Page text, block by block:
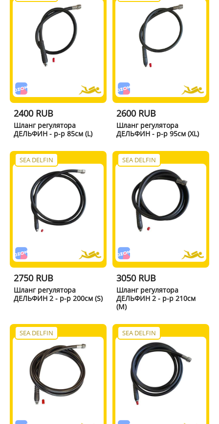
2400 RUB
Шланг регулятора
ДЕЛЬФИН - р-р 85см (L)
2600 RUB
Шланг регулятора
ДЕЛЬФИН - р-р 95см (XL)
SEA DELFIN
2750 RUB
Шланг регулятора
ДЕЛЬФИН 2 - р-р 200см (S)
SEA DELFIN
3050 RUB
Шланг регулятора
ДЕЛЬФИН 2 - р-р 210см
(M)
SEA DELFIN SEA DELFIN